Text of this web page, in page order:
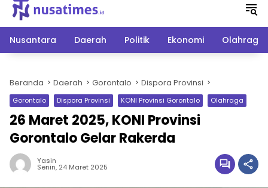
Nusantara Daerah Politik Ekonomi Olahraga
Beranda Daerah Gorontalo Dispora Provinsi
Gorontalo Dispora Provinsi KONI Provinsi Gorontalo Olahraga
26 Maret 2025, KONI Provinsi
Gorontalo Gelar Rakerda
Yasin
Senin, 24 Maret 2025